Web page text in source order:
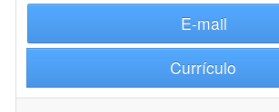
E-mail
Currículo